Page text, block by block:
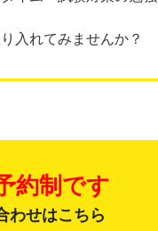
入れてみませんか？
約制です
わせはこちら